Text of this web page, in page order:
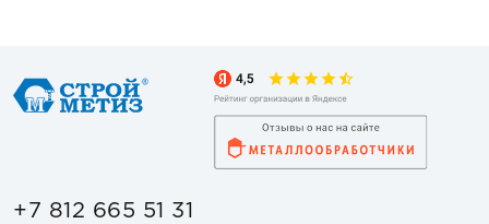
+7 812 665 51 31